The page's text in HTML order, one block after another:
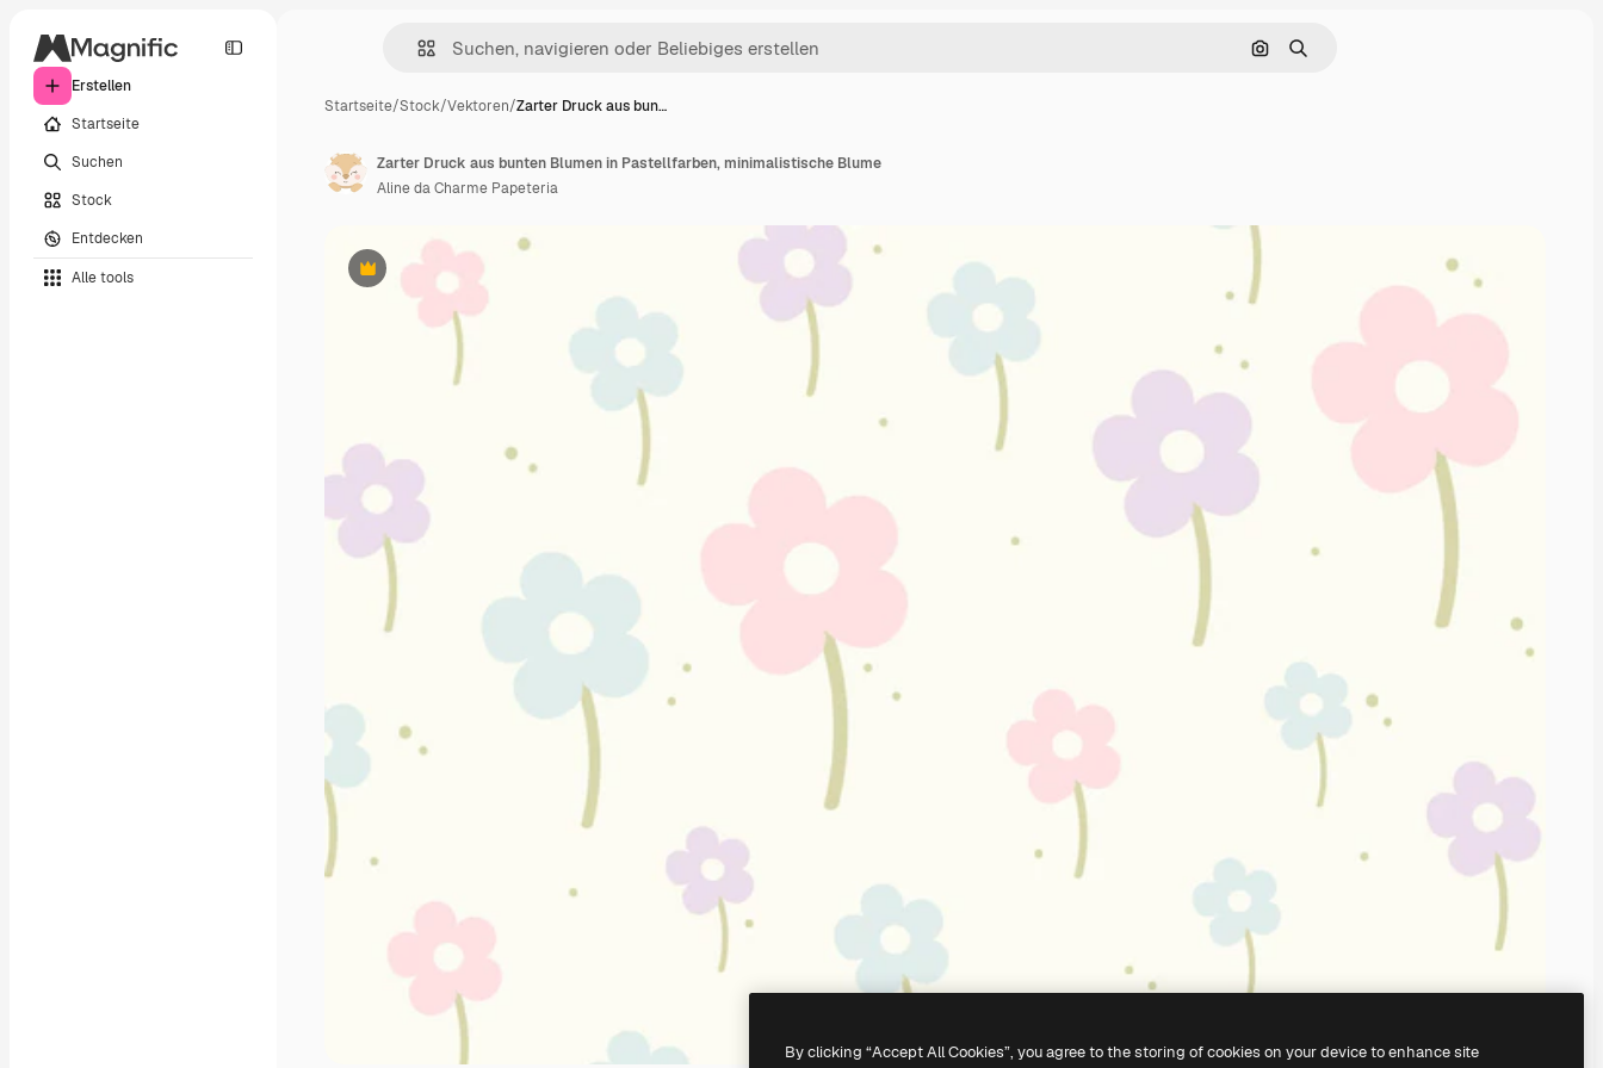
Erstellen
Startseite
Suchen
Stock
Entdecken
Alle tools
Nach Bild suchen
Suchen
Startseite/Stock/Vektoren/Zarter Druck aus bun…
Premium
Zarter Druck aus bunten Blumen in Pastellfarben, minimalistische Blume
Aline da Charme Papeteria
By clicking “Accept All Cookies”, you agree to the storing of cookies on your device to enhance site